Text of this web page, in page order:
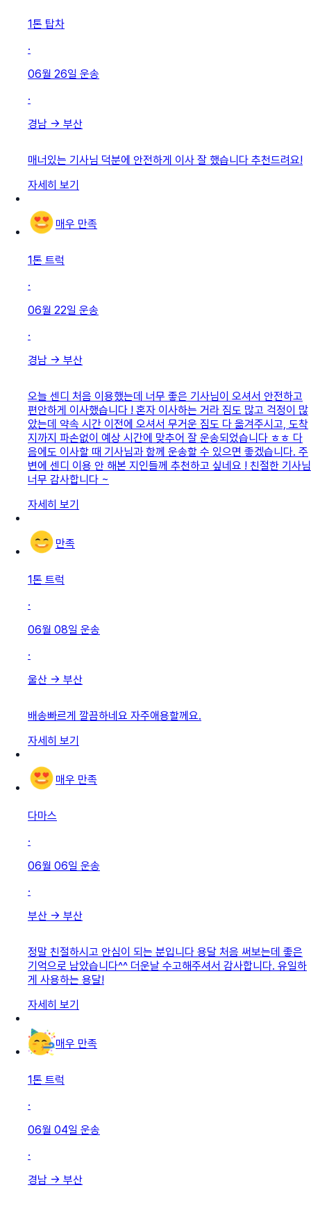
1톤 탑차
·
06월 26일 운송
·
경남 → 부산
매너있는 기사님 덕분에 안전하게 이사 잘 했습니다 추천드려요!
자세히 보기
매우 만족
1톤 트럭
·
06월 22일 운송
·
경남 → 부산
오늘 센디 처음 이용했는데 너무 좋은 기사님이 오셔서 안전하고
편안하게 이사했습니다 ! 혼자 이사하는 거라 짐도 많고 걱정이 많
았는데 약속 시간 이전에 오셔서 무거운 짐도 다 옮겨주시고, 도착
지까지 파손없이 예상 시간에 맞추어 잘 운송되었습니다 ㅎㅎ 다
음에도 이사할 때 기사님과 함께 운송할 수 있으면 좋겠습니다. 주
변에 센디 이용 안 해본 지인들께 추천하고 싶네요 ! 친절한 기사님
너무 감사합니다 ~
자세히 보기
만족
1톤 트럭
·
06월 08일 운송
·
울산 → 부산
배송빠르게 깔끔하네요 자주애용할께요.
자세히 보기
매우 만족
다마스
·
06월 06일 운송
·
부산 → 부산
정말 친절하시고 안심이 되는 분입니다 용달 처음 써보는데 좋은
기억으로 남았습니다^^ 더운날 수고해주셔서 감사합니다. 유일하
게 사용하는 용달!
자세히 보기
매우 만족
1톤 트럭
·
06월 04일 운송
·
경남 → 부산